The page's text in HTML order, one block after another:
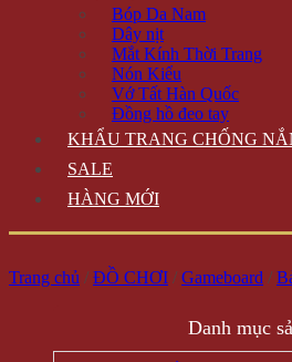
Bóp Da Nam
Dây nịt
Mắt Kính Thời Trang
Nón Kiểu
Vớ Tất Hàn Quốc
Đồng hồ đeo tay
KHẨU TRANG CHỐNG
SALE
HÀNG MỚI
Trang chủ / ĐỒ CHƠI / Gameboard /
Danh mục